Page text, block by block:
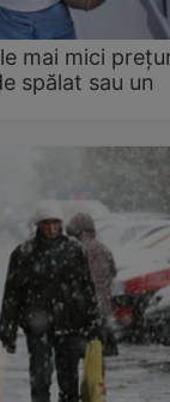
mai mici
spălat sau un